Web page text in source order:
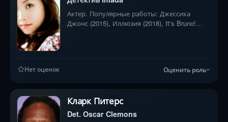
Актер. Популярные работы: Джессика
Джонс (2015), Иллюзия (2018), It's Bruno!
Нет оценок Оценить роль
Кларк Питерс
Det. Oscar Clemons